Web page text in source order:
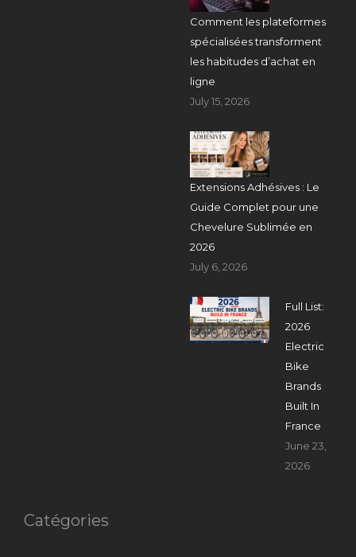
Comment les plateformes
spécialisées transforment
les habitudes d’achat en
ligne
July 15, 2026
Extensions Adhésives : Le
Guide Complet pour une
Chevelure Sublimée en
2026
July 6, 2026
Full List:
2026
Electric
Bike
Brands
Built In
France
June 23,
2026
Catégories